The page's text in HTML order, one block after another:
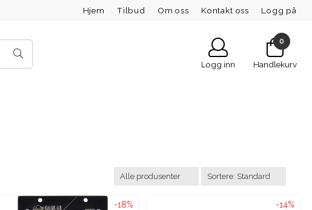
Hjem Tilbud Om oss Kontakt oss Logg på
Logg inn
0
Handlekurv
-18% -14%